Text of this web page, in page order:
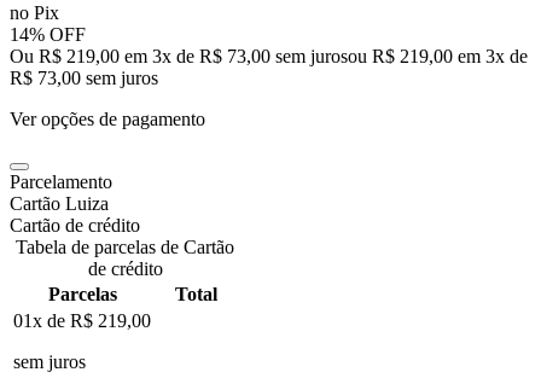
no Pix
14% OFF
Ou R$ 219,00 em 3x de R$ 73,00 sem jurosou R$ 219,00 em 3x de
R$ 73,00 sem juros
Ver opções de pagamento
Parcelamento
Cartão Luiza
Cartão de crédito
Tabela de parcelas de Cartão
de crédito
Parcelas
Total
01x de R$ 219,00
sem juros